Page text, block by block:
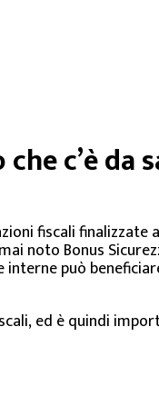
c’è da
fiscali finalizzate
noto Bonus
interne può
ed è quindi